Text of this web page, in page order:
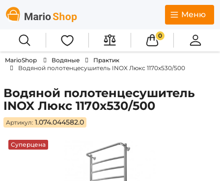
Меню
0
MarioShop Водяные
Практик
Водяной полотенцесушитель INOX Люкс 1170х530/500
Водяной полотенцесушитель
INOX Люкс 1170х530/500
Артикул: 1.074.044582.0
Суперцена